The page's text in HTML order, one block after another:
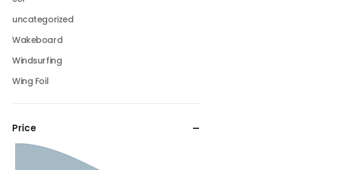
uncategorized
Wakeboard
Windsurfing
Wing Foil
Price